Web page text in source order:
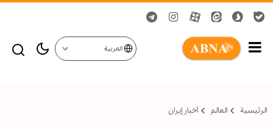
العربية
الرئيسية العالم أخبار إيران